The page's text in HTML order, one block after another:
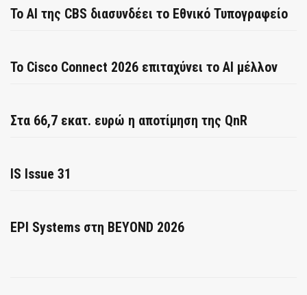
Το AI της CBS διασυνδέει το Εθνικό Τυπογραφείο
Το Cisco Connect 2026 επιταχύνει το AI μέλλον
Στα 66,7 εκατ. ευρώ η αποτίμηση της QnR
IS Issue 31
EPI Systems στη BEYOND 2026